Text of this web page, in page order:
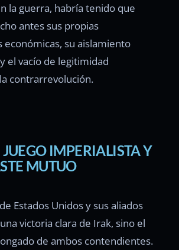
la guerra, habría tenido que
antes sus propias
económicas, su aislamiento
el vacío de legitimidad
contrarrevolución.
JUEGO IMPERIALISTA Y
MUTUO
Estados Unidos y sus aliados
victoria clara de Irak, sino el
de ambos contendientes.